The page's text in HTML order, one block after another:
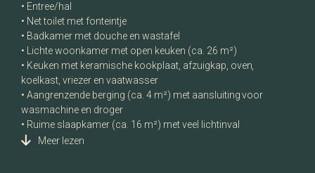
• Entree/hal
• Net toilet met fonteintje
• Badkamer met douche en wastafel
• Lichte woonkamer met open keuken (ca. 26 m²)
• Keuken met keramische kookplaat, afzuigkap, oven,
koelkast, vriezer en vaatwasser
• Aangrenzende berging (ca. 4 m²) met aansluiting voor
wasmachine en droger
• Ruime slaapkamer (ca. 16 m²) met veel lichtinval
Meer lezen